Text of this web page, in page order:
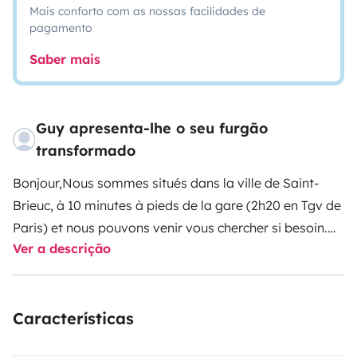
Mais conforto com as nossas facilidades de
pagamento
Saber mais
Guy apresenta-lhe o seu furgão
transformado
Bonjour,Nous sommes situés dans la ville de Saint-
Brieuc, à 10 minutes à pieds de la gare (2h20 en Tgv de
Paris) et nous pouvons venir vous chercher si besoin.
Si vous venez en voiture celle-ci sera à l'abri dans un
Preentation de notre Camping car facile à conduire et
Ver a descrição
Características